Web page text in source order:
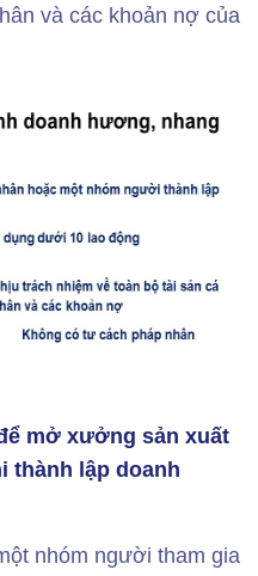
và các khoản nợ của
mở xưởng sản xuất
thành lập doanh
nhóm người tham gia